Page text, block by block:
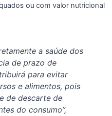
ou com valor nutricional
a saúde dos
de prazo de
para evitar
e alimentos, pois
de descarte de
do consumo”,